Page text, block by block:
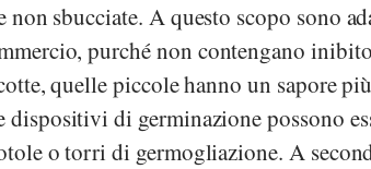
non sbucciate. A questo scopo sono
purché non contengano
quelle piccole hanno un sapore
dispositivi di germinazione possono
o torri di germogliazione. A